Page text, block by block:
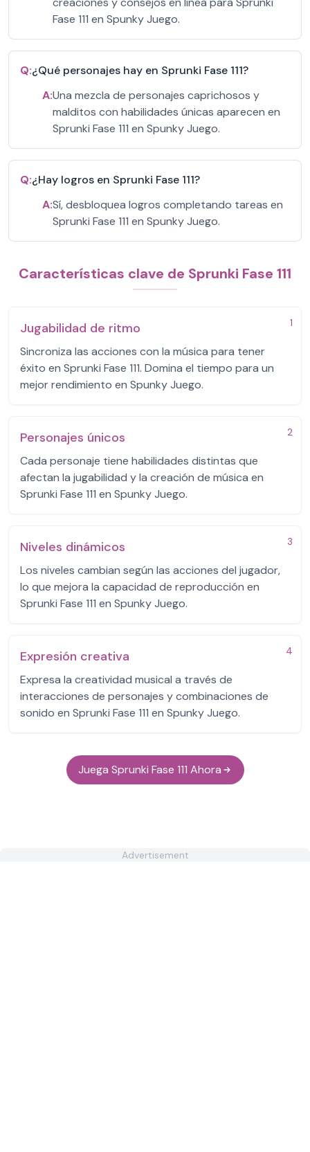
Fase 111 en Spunky Juego.
Q:¿Qué personajes hay en Sprunki Fase 111?
A:Una mezcla de personajes caprichosos y
malditos con habilidades únicas aparecen en
Sprunki Fase 111 en Spunky Juego.
Q:¿Hay logros en Sprunki Fase 111?
A:Sí, desbloquea logros completando tareas en
Sprunki Fase 111 en Spunky Juego.
Características clave de Sprunki Fase 111
1
Jugabilidad de ritmo
Sincroniza las acciones con la música para tener
éxito en Sprunki Fase 111. Domina el tiempo para un
mejor rendimiento en Spunky Juego.
2
Personajes únicos
Cada personaje tiene habilidades distintas que
afectan la jugabilidad y la creación de música en
Sprunki Fase 111 en Spunky Juego.
3
Niveles dinámicos
Los niveles cambian según las acciones del jugador,
lo que mejora la capacidad de reproducción en
Sprunki Fase 111 en Spunky Juego.
4
Expresión creativa
Expresa la creatividad musical a través de
interacciones de personajes y combinaciones de
sonido en Sprunki Fase 111 en Spunky Juego.
Juega Sprunki Fase 111 Ahora
Advertisement